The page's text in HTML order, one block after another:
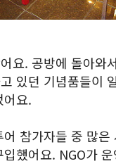
요. 공방에 돌아와
있던 기념품들이
어요.
참가자들 중 많은
했어요. NGO가